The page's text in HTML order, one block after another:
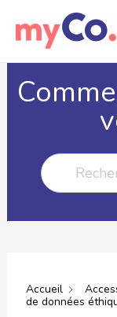
Accueil
de données